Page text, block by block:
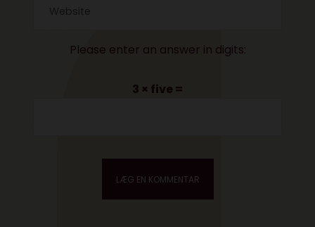
Please enter an answer in digits:
3 × five =